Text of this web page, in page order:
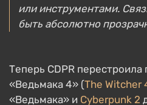
или инструментами.
быть абсолютно
Теперь CDPR перестроила
«Ведьмака 4» (The Witcher
«Ведьмака» и Cyberpunk 2